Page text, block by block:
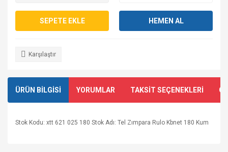
SEPETE EKLE HEMEN AL
Karşılaştır
ÜRÜN BİLGİSİ YORUMLAR TAKSİT SEÇENEKLERİ
Stok Kodu: xtt 621 025 180 Stok Adı: Tel Zımpara Rulo Kbnet 180 Kum